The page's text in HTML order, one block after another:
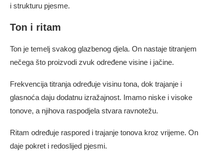
i strukturu pjesme.
Ton i ritam
Ton je temelj svakog glazbenog djela. On nastaje titranjem
nečega što proizvodi zvuk određene visine i jačine.
Frekvencija titranja određuje visinu tona, dok trajanje i
glasnoća daju dodatnu izražajnost. Imamo niske i visoke
tonove, a njihova raspodjela stvara ravnotežu.
Ritam određuje raspored i trajanje tonova kroz vrijeme. On
daje pokret i redoslijed pjesmi.